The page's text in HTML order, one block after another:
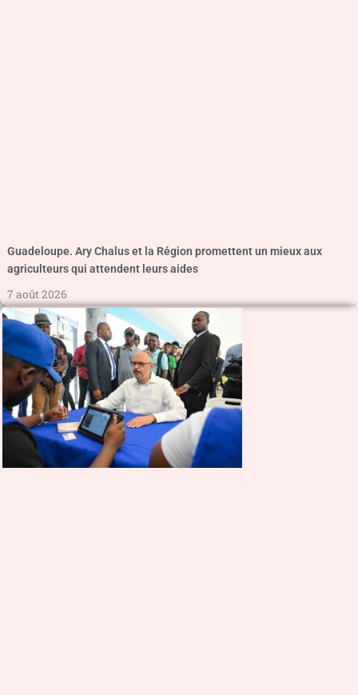
Guadeloupe. Ary Chalus et la Région promettent un mieux aux
agriculteurs qui attendent leurs aides
7 août 2026